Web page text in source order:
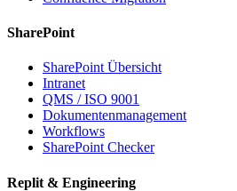
SharePoint
SharePoint Übersicht
Intranet
QMS / ISO 9001
Dokumentenmanagement
Workflows
SharePoint Checker
Replit & Engineering